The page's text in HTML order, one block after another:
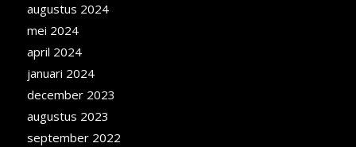
augustus 2024
mei 2024
april 2024
januari 2024
december 2023
augustus 2023
september 2022